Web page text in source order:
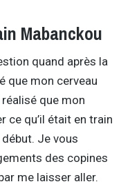
Mabanckou
quand après la
que mon cerveau
que mon
ce qu’il était en train
début. Je vous
des copines
me laisser aller.